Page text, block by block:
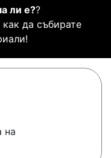
ли е??
да събирате
на